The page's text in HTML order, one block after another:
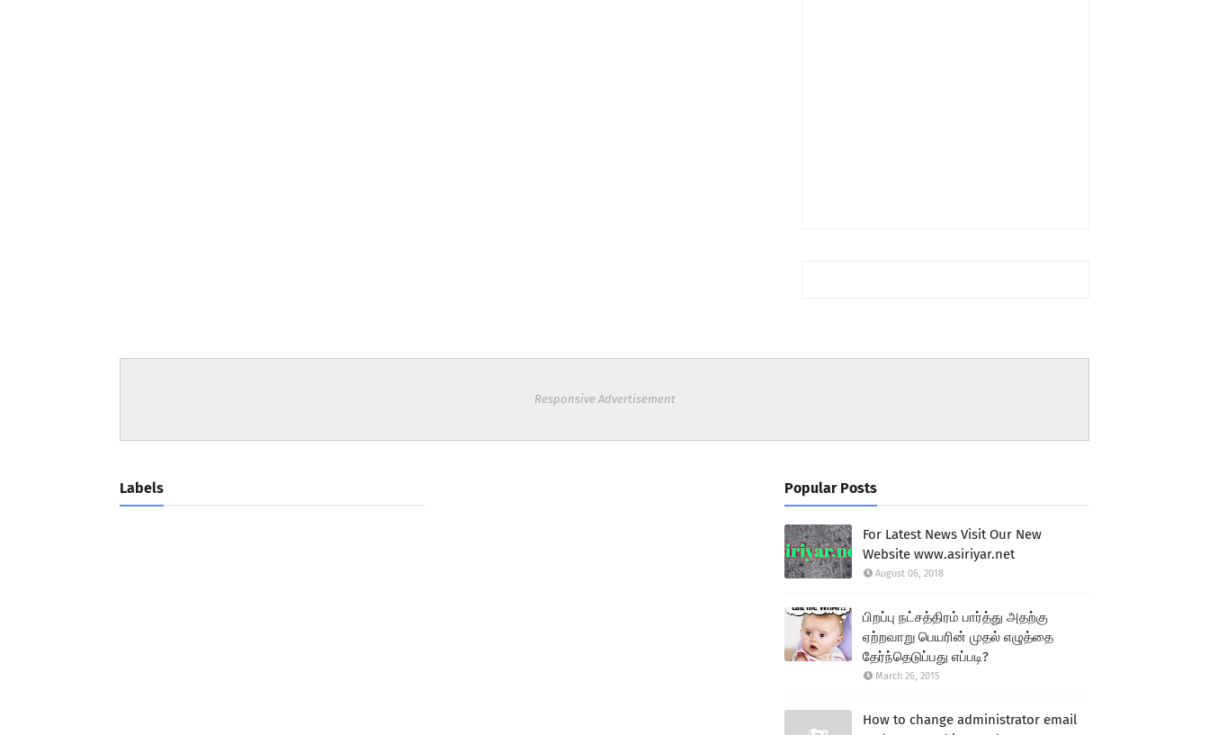
Responsive Advertisement
Labels Popular Posts
For Latest News Visit Our New
Website www.asiriyar.net
August 06, 2018
பிறப்பு நட்சத்திரம் பார்த்து அதற்கு
ஏற்றவாறு பெயரின் முதல் எழுத்தை
தேர்ந்தெடுப்பது எப்படி?
March 26, 2015
How to change administrator email